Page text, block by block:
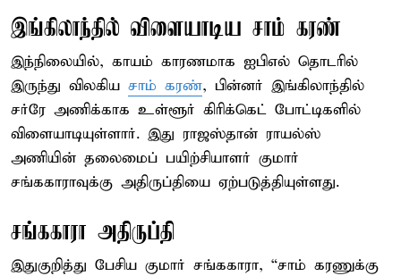
இங்கிலாந்தில் விளையாடிய சாம் கரண்
இந்நிலையில், காயம் காரணமாக ஐபிஎல் தொடரில்
இருந்து விலகிய சாம் கரண், பின்னர் இங்கிலாந்தில்
சர்ரே அணிக்காக உள்ளூர் கிரிக்கெட் போட்டிகளில்
விளையாடியுள்ளார். இது ராஜஸ்தான் ராயல்ஸ்
அணியின் தலைமைப் பயிற்சியாளர் குமார்
சங்ககாராவுக்கு அதிருப்தியை ஏற்படுத்தியுள்ளது.
சங்ககாரா அதிருப்தி
இதுகுறித்து பேசிய குமார் சங்ககாரா, “சாம் கரணுக்கு